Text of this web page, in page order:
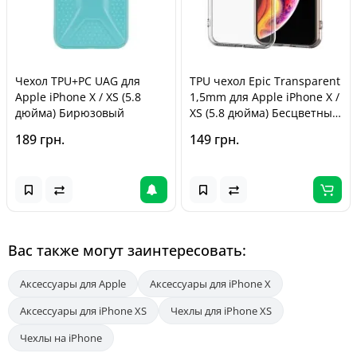
Чехол TPU+PC UAG для
Apple iPhone X / XS (5.8
дюйма) Бирюзовый
189 грн.
TPU чехол Epic Transparent
1,5mm для Apple iPhone X /
XS (5.8 дюйма) Бесцветный
149 грн.
Вас также могут заинтересовать:
Аксессуары для Apple
Аксессуары для iPhone X
Аксессуары для iPhone XS
Чехлы для iPhone XS
Чехлы на iPhone